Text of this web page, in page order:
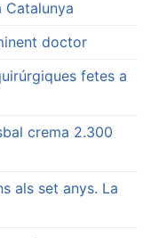
Catalunya
doctor
fetes a
crema 2.300
als set anys. La